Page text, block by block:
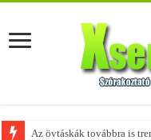
A tökéletes táskák